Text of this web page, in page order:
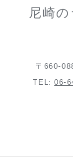
尼崎
〒660-
TEL:06-